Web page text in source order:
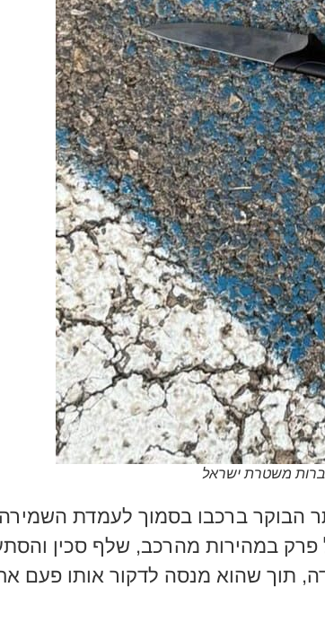
משטרת ישראל
הבוקר ברכבו בסמוך לעמדת השמירה
במהירות מהרכב, שלף סכין
תוך שהוא מנסה לדקור אותו פעם